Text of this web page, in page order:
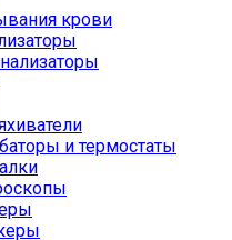
крови
и термостаты